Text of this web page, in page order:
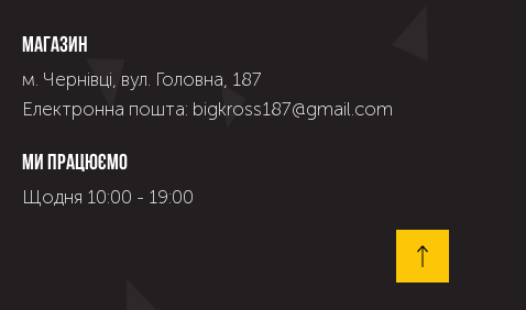
Магазин
м. Чернівці, вул. Головна, 187
Електронна пошта: bigkross187@gmail.com
Ми працюємо
Щодня 10:00 - 19:00